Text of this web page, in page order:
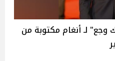
لـ أنغام مكتوبة من